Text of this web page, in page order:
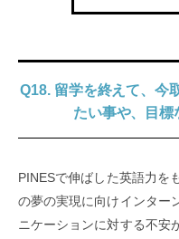
Q18. 留学を終えて、今
たい事や、目標
PINESで伸ばした英語力を
の夢の実現に向けインター
ニケーションに対する不安